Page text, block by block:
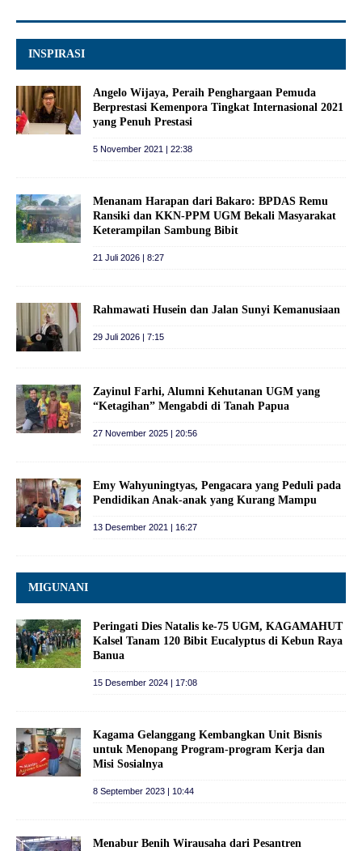
INSPIRASI
Angelo Wijaya, Peraih Penghargaan Pemuda
Berprestasi Kemenpora Tingkat Internasional 2021
yang Penuh Prestasi
5 November 2021 | 22:38
Menanam Harapan dari Bakaro: BPDAS Remu
Ransiki dan KKN-PPM UGM Bekali Masyarakat
Keterampilan Sambung Bibit
21 Juli 2026 | 8:27
Rahmawati Husein dan Jalan Sunyi Kemanusiaan
29 Juli 2026 | 7:15
Zayinul Farhi, Alumni Kehutanan UGM yang
“Ketagihan” Mengabdi di Tanah Papua
27 November 2025 | 20:56
Emy Wahyuningtyas, Pengacara yang Peduli pada
Pendidikan Anak-anak yang Kurang Mampu
13 Desember 2021 | 16:27
MIGUNANI
Peringati Dies Natalis ke-75 UGM, KAGAMAHUT
Kalsel Tanam 120 Bibit Eucalyptus di Kebun Raya
Banua
15 Desember 2024 | 17:08
Kagama Gelanggang Kembangkan Unit Bisnis
untuk Menopang Program-program Kerja dan
Misi Sosialnya
8 September 2023 | 10:44
Menabur Benih Wirausaha dari Pesantren